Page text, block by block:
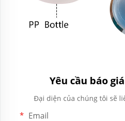
Yêu cầu báo
Đại diện của chúng tôi sẽ
Email